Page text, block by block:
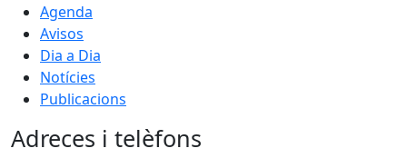
Agenda
Avisos
Dia a Dia
Notícies
Publicacions
Adreces i telèfons